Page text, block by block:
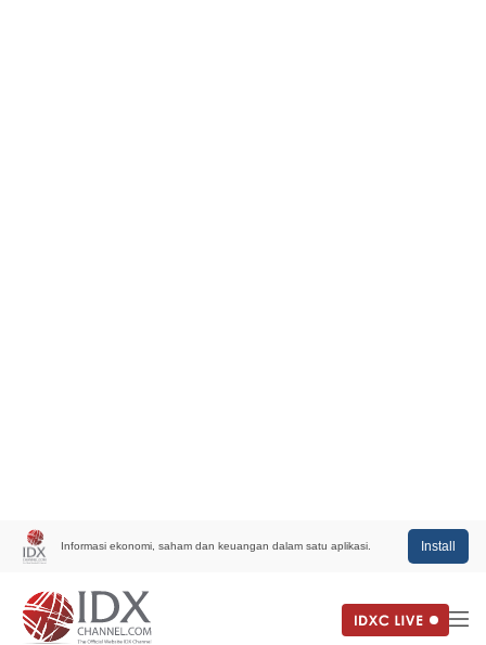
Informasi ekonomi, saham dan keuangan dalam satu aplikasi. Install